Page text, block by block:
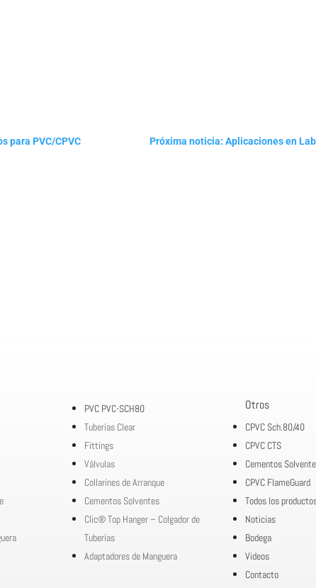
para PVC/CPVC Próxima noticia: Aplicaciones en
PVC PVC-SCH80
Tuberías Clear
Fittings
Válvulas
Collarines de Arranque
Cementos Solventes
Clic® Top Hanger – Colgador de
Tuberías
Adaptadores de Manguera
Otros
CPVC Sch.80/40
CPVC CTS
Cementos
CPVC FlameGuard
Todos los
Noticias
Bodega
Videos
Contacto